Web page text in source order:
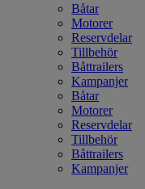
Båtar
Motorer
Reservdelar
Tillbehör
Båttrailers
Kampanjer
Båtar
Motorer
Reservdelar
Tillbehör
Båttrailers
Kampanjer